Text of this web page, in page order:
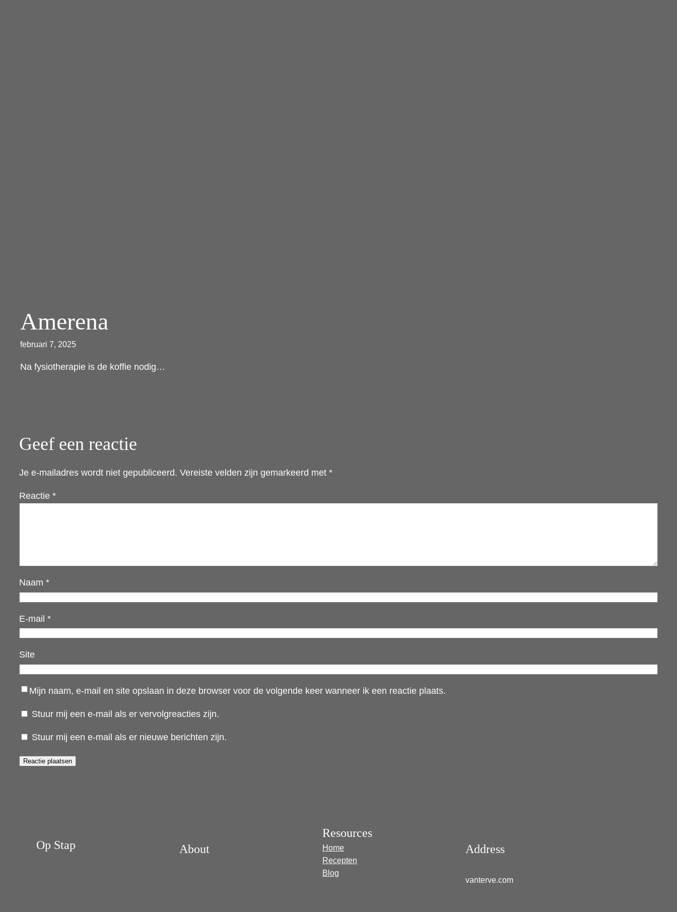
Amerena
februari 7, 2025
Na fysiotherapie is de koffie nodig…
Geef een reactie
Je e-mailadres wordt niet gepubliceerd. Vereiste velden zijn gemarkeerd met *
Reactie *
Naam *
E-mail *
Site
Mijn naam, e-mail en site opslaan in deze browser voor de volgende keer wanneer ik een reactie plaats.
Stuur mij een e-mail als er vervolgreacties zijn.
Stuur mij een e-mail als er nieuwe berichten zijn.
Op Stap About
Resources
Home
Recepten
Blog
Address
vanterve.com